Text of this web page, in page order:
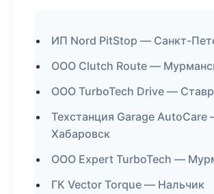
ИП Nord PitStop — Санкт-
ООО Clutch Route —
ООО TurboTech Drive —
Техстанция Garage AutoCare
Хабаровск
ООО Expert TurboTech —
ГК Vector Torque — Нальчик